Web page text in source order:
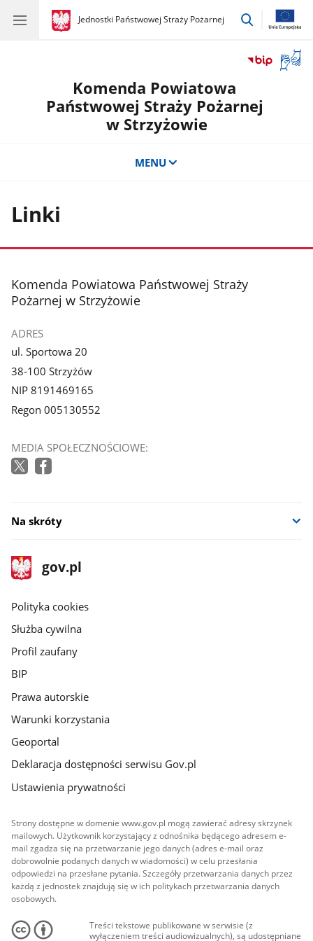
gov.pl
Jednostki Państwowej Straży Pożarnej
gov.pl
Jednostki
przejdź
okno
Komenda Powiatowa
Państwowej Straży Pożarnej
w Strzyżowie
MENU
Linki
stopka
Komenda Powiatowa Państwowej Straży
Pożarnej w Strzyżowie
ADRES
ul. Sportowa 20
38-100 Strzyżów
NIP 8191469165
Regon 005130552
MEDIA SPOŁECZNOŚCIOWE:
Na skróty
stopka
gov.pl
Strona
gov.pl
gov.pl
Polityka cookies
Służba cywilna
Profil zaufany
BIP
Prawa autorskie
Warunki korzystania
Geoportal
Deklaracja dostępności serwisu Gov.pl
Ustawienia prywatności
Strony dostępne w domenie www.gov.pl mogą zawierać adresy skrzynek
mailowych. Użytkownik korzystający z odnośnika będącego adresem e-
mail zgadza się na przetwarzanie jego danych (adres e-mail oraz
dobrowolnie podanych danych w wiadomości) w celu przesłania
odpowiedzi na przesłane pytania. Szczegóły przetwarzania danych przez
każdą z jednostek znajdują się w ich politykach przetwarzania danych
osobowych.
Treści tekstowe publikowane w serwisie (z
wyłączeniem treści audiowizualnych), są udostępniane